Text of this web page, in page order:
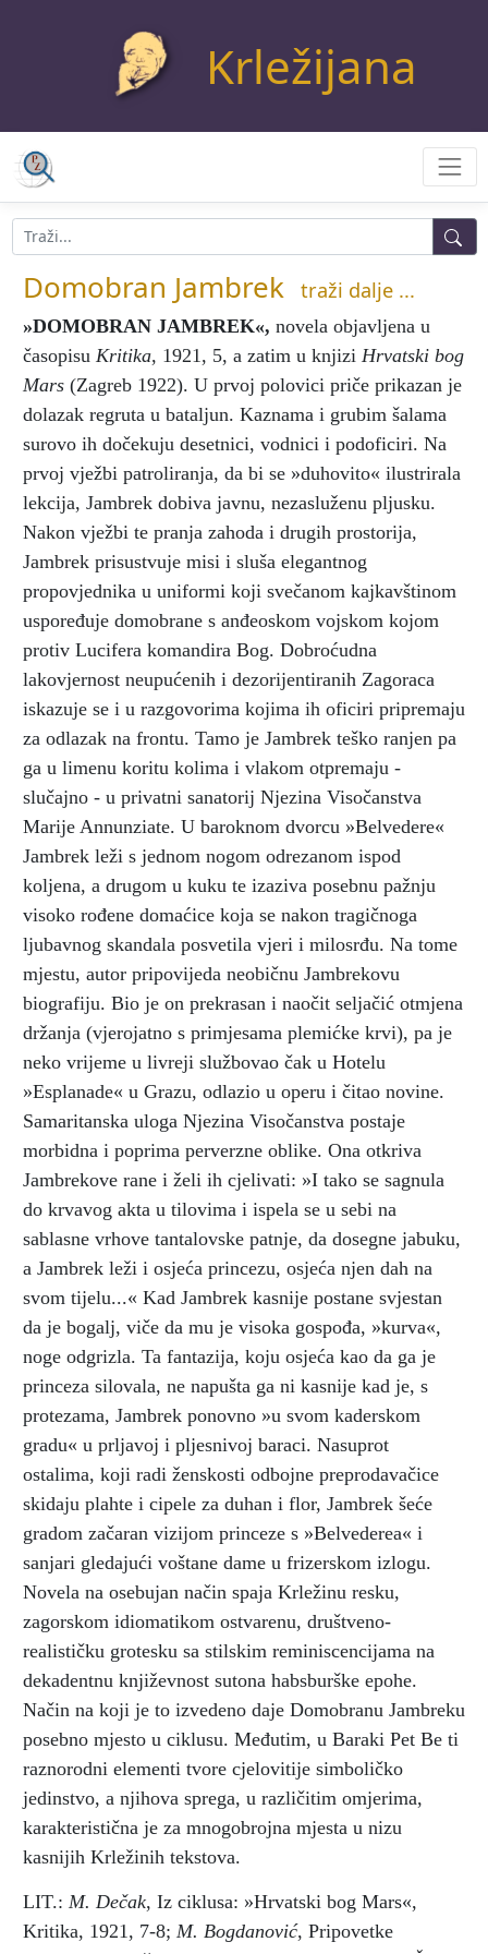
Krležijana
Domobran Jambrek traži dalje ...
»DOMOBRAN JAMBREK«, novela objavljena u
časopisu Kritika, 1921, 5, a zatim u knjizi Hrvatski bog
Mars (Zagreb 1922). U prvoj polovici priče prikazan je
dolazak regruta u bataljun. Kaznama i grubim šalama
surovo ih dočekuju desetnici, vodnici i podoficiri. Na
prvoj vježbi patroliranja, da bi se »duhovito« ilustrirala
lekcija, Jambrek dobiva javnu, nezasluženu pljusku.
Nakon vježbi te pranja zahoda i drugih prostorija,
Jambrek prisustvuje misi i sluša elegantnog
propovjednika u uniformi koji svečanom kajkavštinom
uspoređuje domobrane s anđeoskom vojskom kojom
protiv Lucifera komandira Bog. Dobroćudna
lakovjernost neupućenih i dezorijentiranih Zagoraca
iskazuje se i u razgovorima kojima ih oficiri pripremaju
za odlazak na frontu. Tamo je Jambrek teško ranjen pa
ga u limenu koritu kolima i vlakom otpremaju -
slučajno - u privatni sanatorij Njezina Visočanstva
Marije Annunziate. U baroknom dvorcu »Belvedere«
Jambrek leži s jednom nogom odrezanom ispod
koljena, a drugom u kuku te izaziva posebnu pažnju
visoko rođene domaćice koja se nakon tragičnoga
ljubavnog skandala posvetila vjeri i milosrđu. Na tome
mjestu, autor pripovijeda neobičnu Jambrekovu
biografiju. Bio je on prekrasan i naočit seljačić otmjena
držanja (vjerojatno s primjesama plemićke krvi), pa je
neko vrijeme u livreji službovao čak u Hotelu
»Esplanade« u Grazu, odlazio u operu i čitao novine.
Samaritanska uloga Njezina Visočanstva postaje
morbidna i poprima perverzne oblike. Ona otkriva
Jambrekove rane i želi ih cjelivati: »I tako se sagnula
do krvavog akta u tilovima i ispela se u sebi na
sablasne vrhove tantalovske patnje, da dosegne jabuku,
a Jambrek leži i osjeća princezu, osjeća njen dah na
svom tijelu...« Kad Jambrek kasnije postane svjestan
da je bogalj, viče da mu je visoka gospođa, »kurva«,
noge odgrizla. Ta fantazija, koju osjeća kao da ga je
princeza silovala, ne napušta ga ni kasnije kad je, s
protezama, Jambrek ponovno »u svom kaderskom
gradu« u prljavoj i pljesnivoj baraci. Nasuprot
ostalima, koji radi ženskosti odbojne preprodavačice
skidaju plahte i cipele za duhan i flor, Jambrek šeće
gradom začaran vizijom princeze s »Belvederea« i
sanjari gledajući voštane dame u frizerskom izlogu.
Novela na osebujan način spaja Krležinu resku,
zagorskom idiomatikom ostvarenu, društveno-
realističku grotesku sa stilskim reminiscencijama na
dekadentnu književnost sutona habsburške epohe.
Način na koji je to izvedeno daje Domobranu Jambreku
posebno mjesto u ciklusu. Međutim, u Baraki Pet Be ti
raznorodni elementi tvore cjelovitije simboličko
jedinstvo, a njihova sprega, u različitim omjerima,
karakteristična je za mnogobrojna mjesta u nizu
kasnijih Krležinih tekstova.
LIT.: M. Dečak, Iz ciklusa: »Hrvatski bog Mars«,
Kritika, 1921, 7-8; M. Bogdanović, Pripovetke